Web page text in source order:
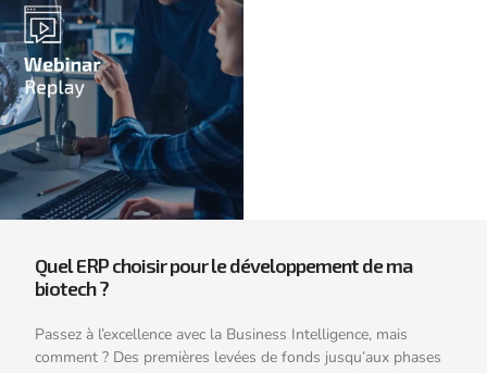
Quel ERP choisir pour le développement de ma
biotech ?
Passez à l’excellence avec la Business Intelligence, mais
comment ? Des premières levées de fonds jusqu’aux phases